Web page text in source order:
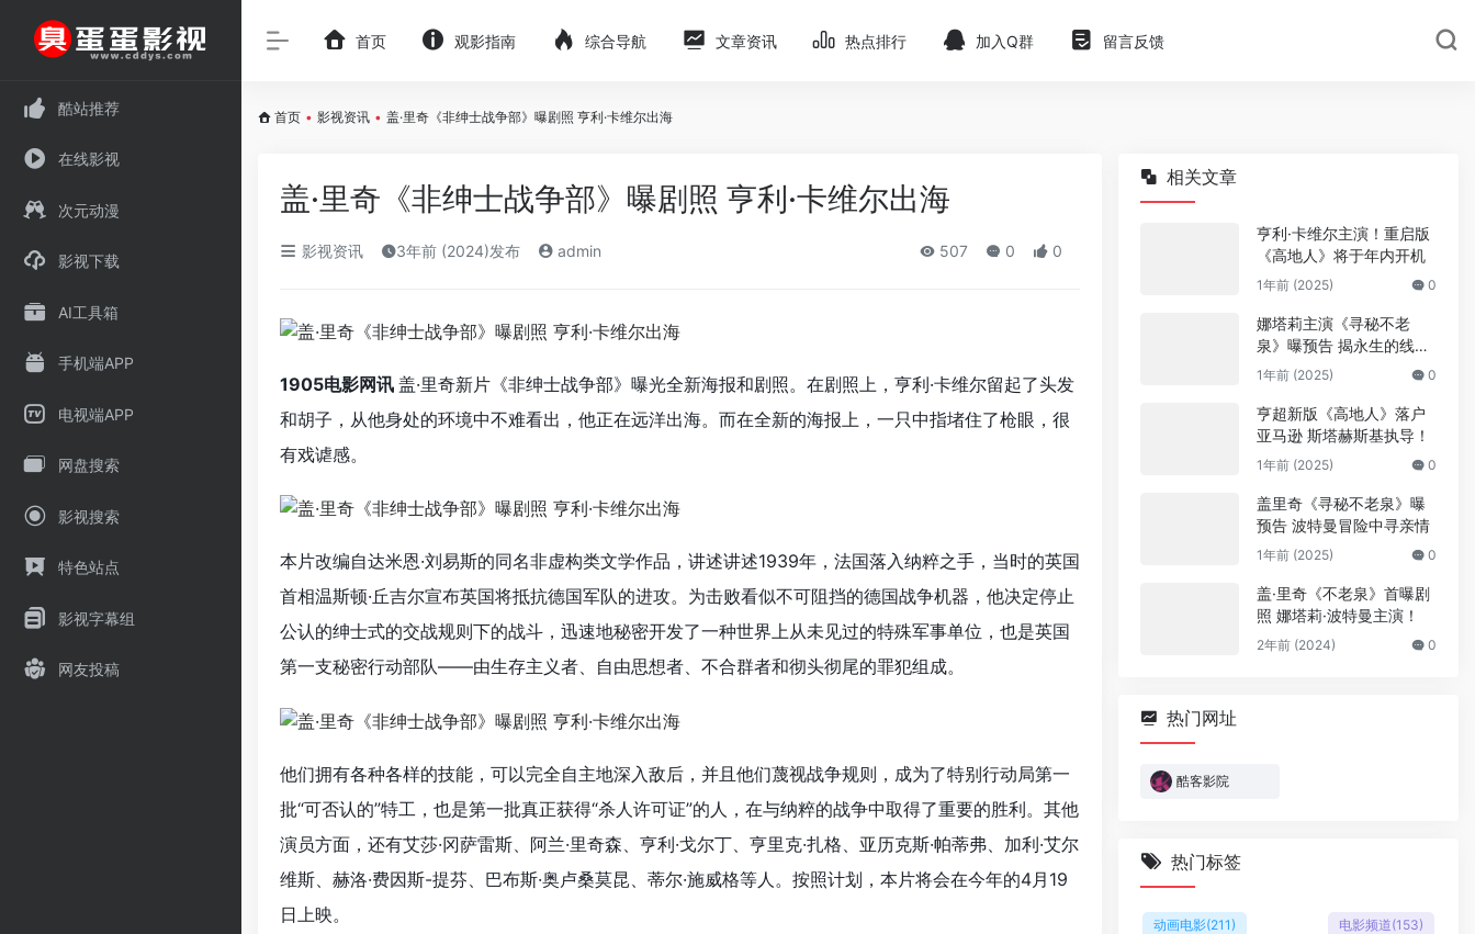
酷站推荐
在线影视
次元动漫
影视下载
AI工具箱
手机端APP
电视端APP
网盘搜索
影视搜索
特色站点
影视字幕组
网友投稿
首页 观影指南 综合导航 文章资讯 热点排行 加入Q群 留言反馈
首页 • 影视资讯 • 盖·里奇《非绅士战争部》曝剧照 亨利·卡维尔出海
盖·里奇《非绅士战争部》曝剧照 亨利·卡维尔出海
影视资讯 3年前 (2024)发布 admin 507 0 0
1905电影网讯 盖·里奇新片《非绅士战争部》曝光全新海报和剧照。在剧照上，亨利·卡维尔留起了头发
和胡子，从他身处的环境中不难看出，他正在远洋出海。而在全新的海报上，一只中指堵住了枪眼，很
有戏谑感。
本片改编自达米恩·刘易斯的同名非虚构类文学作品，讲述讲述1939年，法国落入纳粹之手，当时的英国
首相温斯顿·丘吉尔宣布英国将抵抗德国军队的进攻。为击败看似不可阻挡的德国战争机器，他决定停止
公认的绅士式的交战规则下的战斗，迅速地秘密开发了一种世界上从未见过的特殊军事单位，也是英国
第一支秘密行动部队——由生存主义者、自由思想者、不合群者和彻头彻尾的罪犯组成。
他们拥有各种各样的技能，可以完全自主地深入敌后，并且他们蔑视战争规则，成为了特别行动局第一
批“可否认的”特工，也是第一批真正获得“杀人许可证”的人，在与纳粹的战争中取得了重要的胜利。其他
演员方面，还有艾莎·冈萨雷斯、阿兰·里奇森、亨利·戈尔丁、亨里克·扎格、亚历克斯·帕蒂弗、加利·艾尔
维斯、赫洛·费因斯-提芬、巴布斯·奥卢桑莫昆、蒂尔·施威格等人。按照计划，本片将会在今年的4月19
日上映。
相关文章
亨利·卡维尔主演！重启版
《高地人》将于年内开机
1年前 (2025) 0
娜塔莉主演《寻秘不老
泉》曝预告 揭永生的线
索！
1年前 (2025) 0
亨超新版《高地人》落户
亚马逊 斯塔赫斯基执导！
1年前 (2025) 0
盖里奇《寻秘不老泉》曝
预告 波特曼冒险中寻亲情
1年前 (2025) 0
盖·里奇《不老泉》首曝剧
照 娜塔莉·波特曼主演！
2年前 (2024) 0
热门网址
酷客影院
热门标签
动画电影(211) 电影频道(153)